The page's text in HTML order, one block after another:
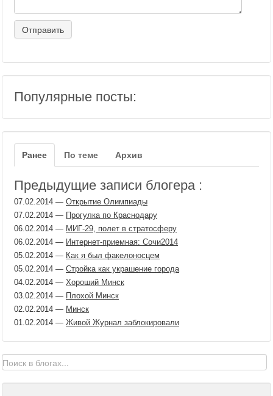
Популярные посты:
Ранее По теме Архив
Предыдущие записи блогера :
07.02.2014 — Открытие Олимпиады
07.02.2014 — Прогулка по Краснодару
06.02.2014 — МИГ-29, полет в стратосферу
06.02.2014 — Интернет-приемная: Сочи2014
05.02.2014 — Как я был факелоносцем
05.02.2014 — Стройка как украшение города
04.02.2014 — Хороший Минск
03.02.2014 — Плохой Минск
02.02.2014 — Минск
01.02.2014 — Живой Журнал заблокировали